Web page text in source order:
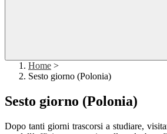
Home >
Sesto giorno (Polonia)
Sesto giorno (Polonia)
Dopo tanti giorni trascorsi a studiare,